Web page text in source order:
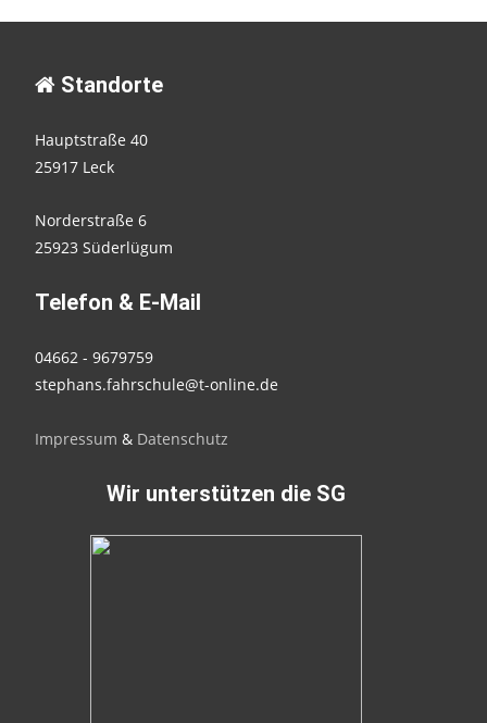
Standorte
Hauptstraße 40
25917 Leck
Norderstraße 6
25923 Süderlügum
Telefon & E-Mail
04662 - 9679759
stephans.fahrschule@t-online.de
Impressum & Datenschutz
Wir unterstützen die SG